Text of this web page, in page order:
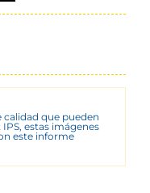
calidad que pueden
estas imágenes
este informe